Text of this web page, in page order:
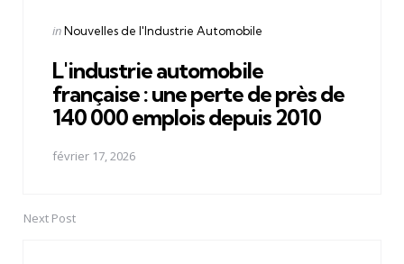
Posted
inNouvelles de l'Industrie Automobile
L'industrie automobile
française : une perte de près de
140 000 emplois depuis 2010
février 17, 2026
Next Post